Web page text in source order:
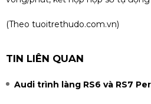
(Theo tuoitrethudo.com.vn)
TIN LIÊN QUAN
Audi trình làng RS6 và RS7